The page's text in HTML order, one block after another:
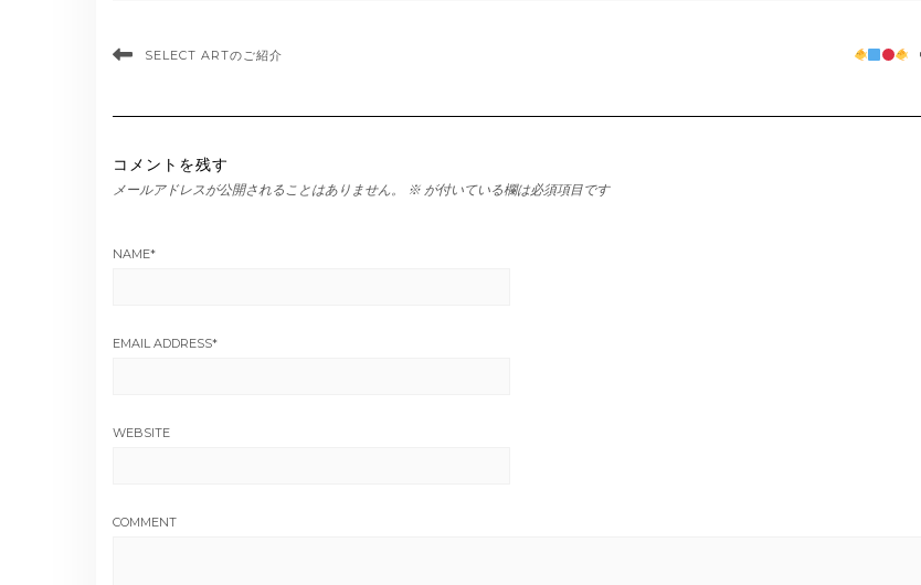
SELECT ARTのご紹介
コメントを残す
メールアドレスが公開されることはありません。 ※ が付いている欄は必須項目です
NAME*
EMAIL ADDRESS*
WEBSITE
COMMENT